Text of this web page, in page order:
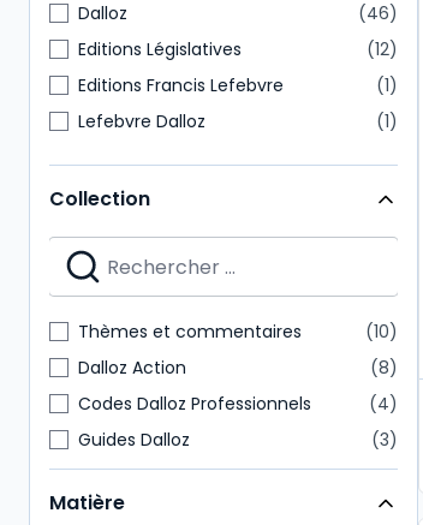
Dalloz
46
Editions Législatives
12
Editions Francis Lefebvre
1
Lefebvre Dalloz
1
Collection
Thèmes et commentaires
10
Dalloz Action
8
Codes Dalloz Professionnels
4
Guides Dalloz
3
Précis
3
Codes Dalloz Universitaires et Pro
2
Matière